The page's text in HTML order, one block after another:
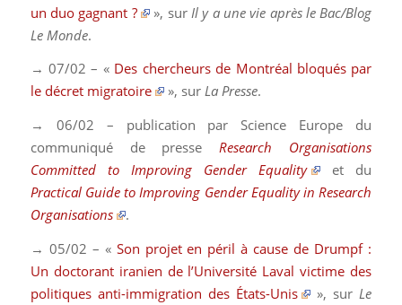
un duo gagnant ?
», sur Il y a une vie après le Bac/Blog
Le Monde.
→ 07/02 – « Des chercheurs de Montréal bloqués par
le décret migratoire
», surLa Presse.
→ 06/02 – publication par Science Europe du
communiqué de presseResearch Organisations
Committed to Improving Gender Equality
et du
Practical Guide to Improving Gender Equality in Research
Organisations
.
→ 05/02 – « Son projet en péril à cause de Drumpf :
Un doctorant iranien de l’Université Laval victime des
politiques anti-immigration des États-Unis
», sur Le